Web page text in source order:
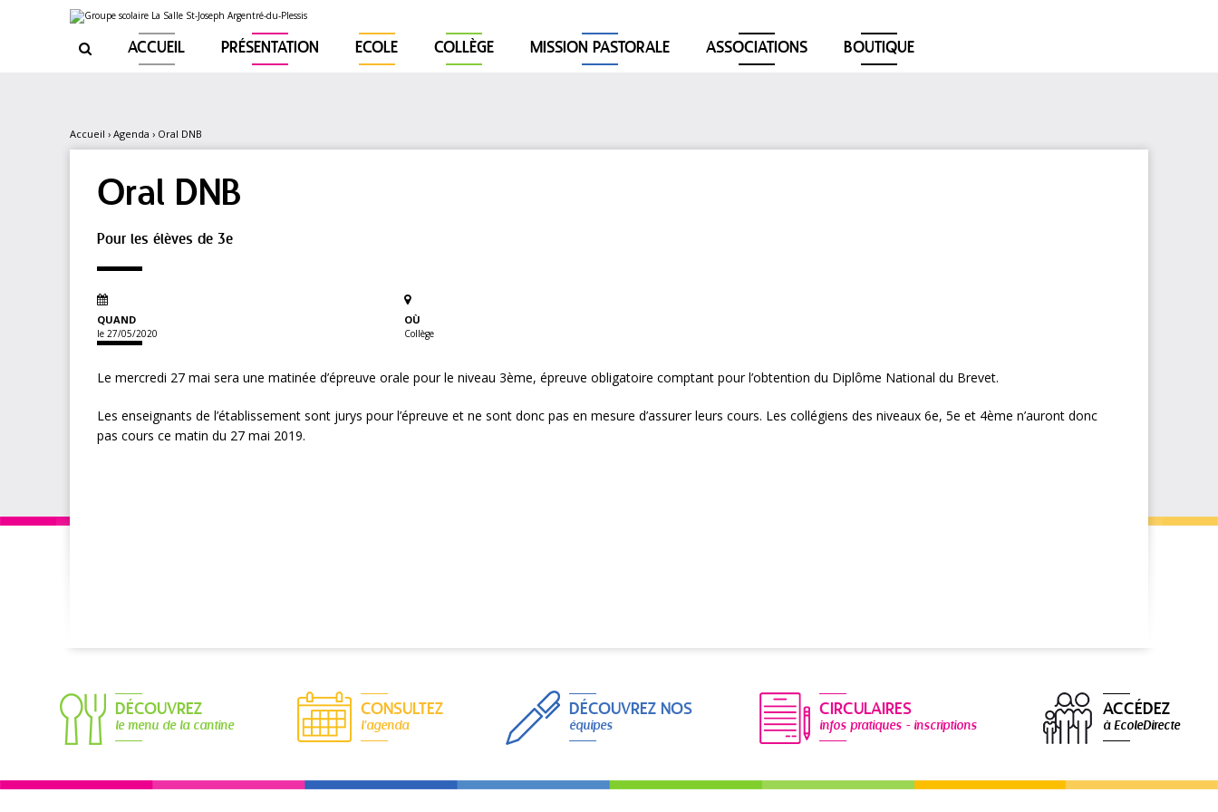
 ACCUEIL PRÉSENTATION ECOLE COLLÈGE MISSION PASTORALE ASSOCIATIONS BOUTIQUE
Accueil › Agenda › Oral DNB
Oral DNB
Pour les élèves de 3e
QUAND
le 27/05/2020
OÙ
Collège
Le mercredi 27 mai sera une matinée d’épreuve orale pour le niveau 3ème, épreuve obligatoire comptant pour l’obtention du Diplôme National du Brevet.
Les enseignants de l’établissement sont jurys pour l’épreuve et ne sont donc pas en mesure d’assurer leurs cours. Les collégiens des niveaux 6e, 5e et 4ème n’auront donc
pas cours ce matin du 27 mai 2019.
DÉCOUVREZ
le menu de la cantine
CONSULTEZ
l'agenda
DÉCOUVREZ NOS
équipes
CIRCULAIRES
infos pratiques - inscriptions
ACCÉDEZ
à EcoleDirecte